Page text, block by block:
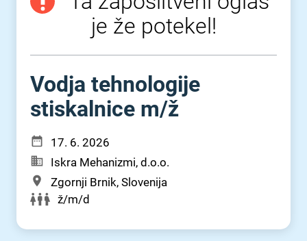
je že potekel!
Vodja tehnologije
stiskalnice m⁠/⁠ž
17. 6. 2026
Iskra Mehanizmi, d.o.o.
Zgornji Brnik, Slovenija
ž/m/d